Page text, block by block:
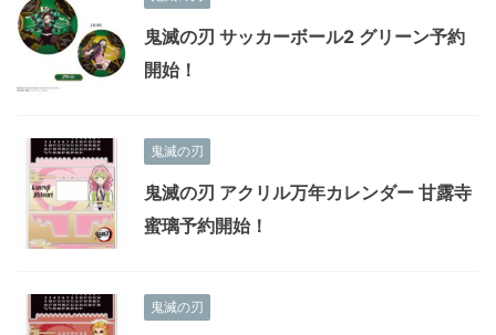
鬼滅の刃 サッカーボール2 グリーン予約
開始！
鬼滅の刃
鬼滅の刃 アクリル万年カレンダー 甘露寺
蜜璃予約開始！
鬼滅の刃